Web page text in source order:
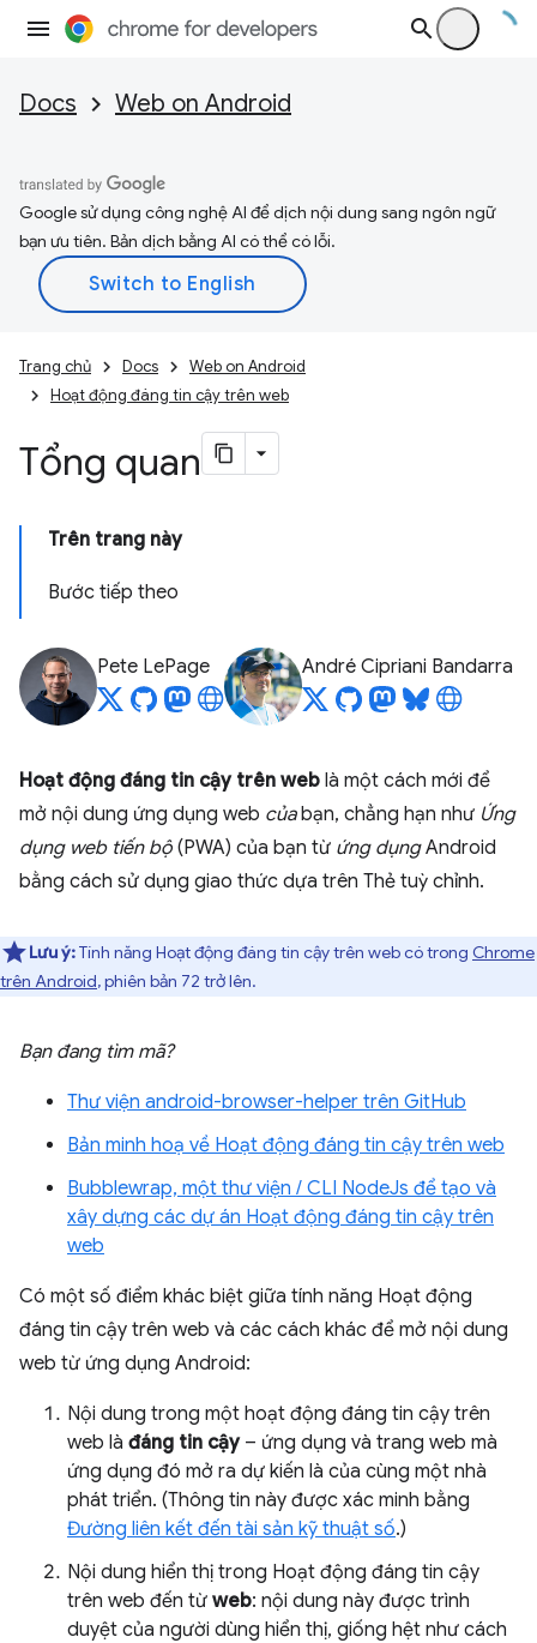
Docs Web on Android
Google sử dụng công nghệ AI để dịch nội dung sang ngôn ngữ
bạn ưu tiên. Bản dịch bằng AI có thể có lỗi.
Trang chủ Docs
Web on Android
Hoạt động đáng tin cậy trên web
Tổng quan
Trên trang này
Bước tiếp theo
Pete LePage André Cipriani Bandarra
Hoạt động đáng tin cậy trên web là một cách mới để
mở nội dung ứng dụng web củabạn, chẳng hạn như Ứng
dụng web tiến bộ (PWA) của bạn từ ứng dụngAndroid
bằng cách sử dụng giao thức dựa trên Thẻ tuỳ chỉnh.
Lưu ý:Tính năng Hoạt động đáng tin cậy trên web có trong Chrome
trên Android, phiên bản 72 trở lên.
Bạn đang tìm mã?
Thư viện android-browser-helper trên GitHub
Bản minh hoạ về Hoạt động đáng tin cậy trên web
Bubblewrap, một thư viện / CLI NodeJs để tạo và
xây dựng các dự án Hoạt động đáng tin cậy trên
web
Có một số điểm khác biệt giữa tính năng Hoạt động
đáng tin cậy trên web và các cách khác để mở nội dung
web từ ứng dụng Android:
Nội dung trong một hoạt động đáng tin cậy trên
web là đáng tin cậy– ứng dụng và trang web mà
ứng dụng đó mở ra dự kiến là của cùng một nhà
phát triển. (Thông tin này được xác minh bằng
Đường liên kết đến tài sản kỹ thuật số.)
Nội dung hiển thị trong Hoạt động đáng tin cậy
trên web đến từ web: nội dung này được trình
duyệt của người dùng hiển thị, giống hệt như cách